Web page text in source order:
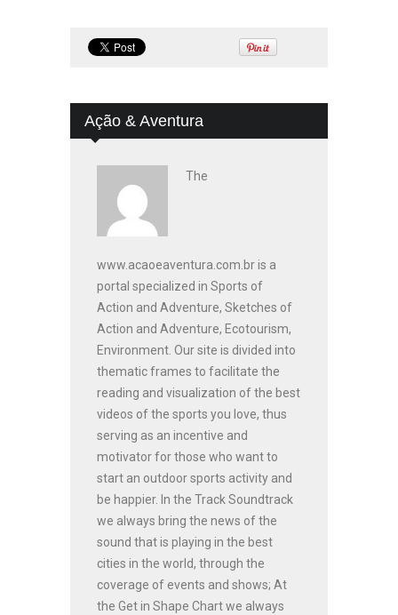
Ação & Aventura
The
www.acaoeaventura.com.br is a
portal specialized in Sports of
Action and Adventure, Sketches of
Action and Adventure, Ecotourism,
Environment. Our site is divided into
thematic frames to facilitate the
reading and visualization of the best
videos of the sports you love, thus
serving as an incentive and
motivator for those who want to
start an outdoor sports activity and
be happier. In the Track Soundtrack
we always bring the news of the
sound that is playing in the best
cities in the world, through the
coverage of events and shows; At
the Get in Shape Chart we always